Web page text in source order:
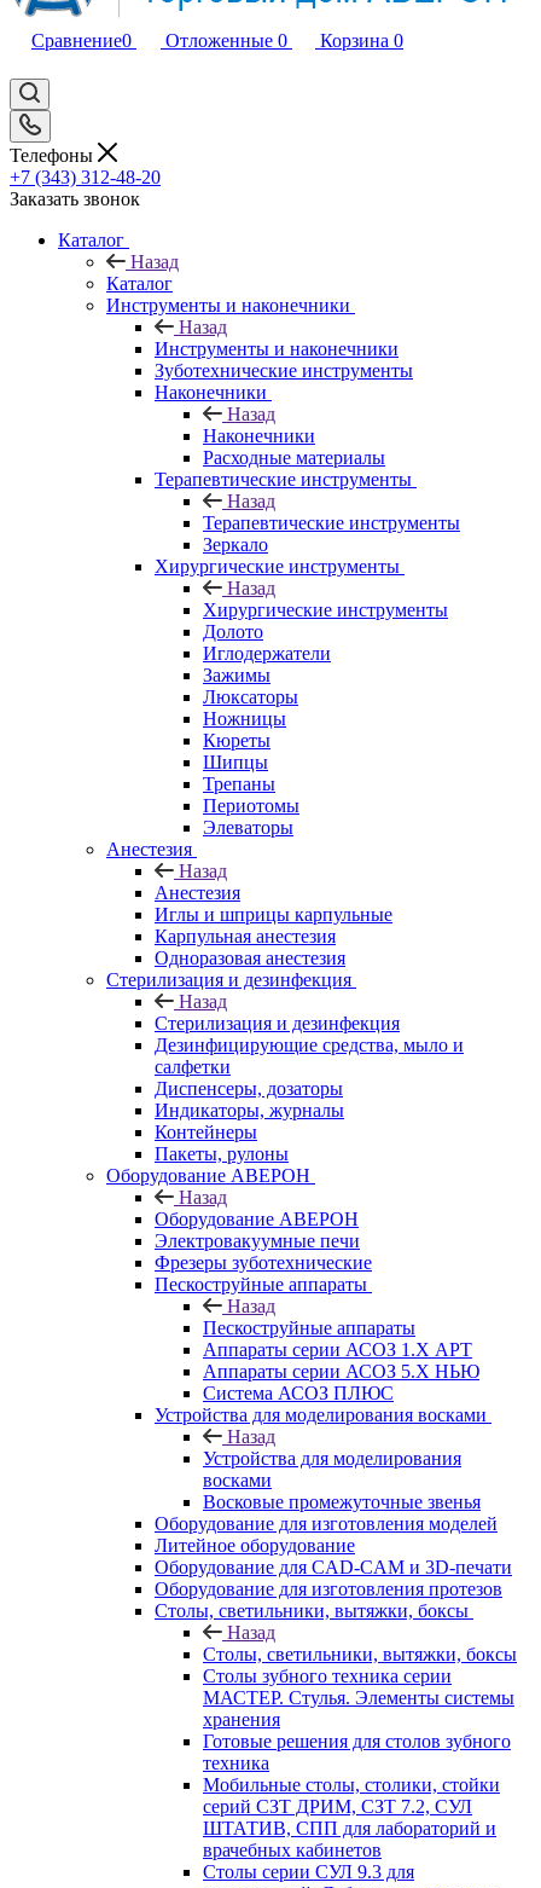
Сравнение0 Отложенные 0 Корзина 0
Телефоны
+7 (343) 312-48-20
Заказать звонок
Каталог
Назад
Каталог
Инструменты и наконечники
Назад
Инструменты и наконечники
Зуботехнические инструменты
Наконечники
Назад
Наконечники
Расходные материалы
Терапевтические инструменты
Назад
Терапевтические инструменты
Зеркало
Хирургические инструменты
Назад
Хирургические инструменты
Долото
Иглодержатели
Зажимы
Люксаторы
Ножницы
Кюреты
Шипцы
Трепаны
Периотомы
Элеваторы
Анестезия
Назад
Анестезия
Иглы и шприцы карпульные
Карпульная анестезия
Одноразовая анестезия
Стерилизация и дезинфекция
Назад
Стерилизация и дезинфекция
Дезинфицирующие средства, мыло и
салфетки
Диспенсеры, дозаторы
Индикаторы, журналы
Контейнеры
Пакеты, рулоны
Оборудование АВЕРОН
Назад
Оборудование АВЕРОН
Электровакуумные печи
Фрезеры зуботехнические
Пескоструйные аппараты
Назад
Пескоструйные аппараты
Аппараты серии АСОЗ 1.Х АРТ
Аппараты серии АСОЗ 5.Х НЬЮ
Система АСОЗ ПЛЮС
Устройства для моделирования восками
Назад
Устройства для моделирования
восками
Восковые промежуточные звенья
Оборудование для изготовления моделей
Литейное оборудование
Оборудование для CAD-CAM и 3D-печати
Оборудование для изготовления протезов
Cтолы, светильники, вытяжки, боксы
Назад
Cтолы, светильники, вытяжки, боксы
Столы зубного техника серии
МАСТЕР. Стулья. Элементы системы
хранения
Готовые решения для столов зубного
техника
Мобильные столы, столики, стойки
серий СЗТ ДРИМ, СЗТ 7.2, СУЛ
ШТАТИВ, СПП для лабораторий и
врачебных кабинетов
Столы серии СУЛ 9.3 для